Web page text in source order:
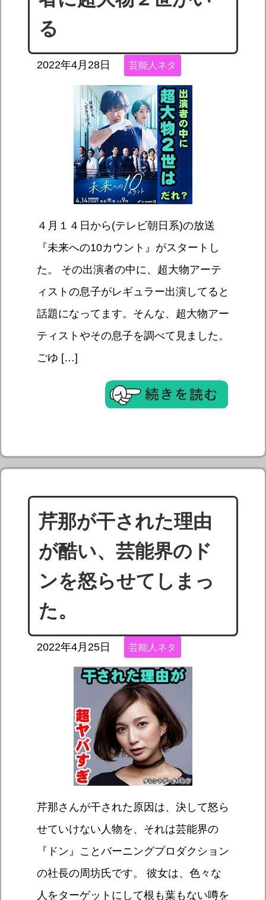
る
2022年4月28日 芸能人ネタ
４月１４日から(テレビ朝日系)の放送
『未来への10カウント』がスタートし
た。 その出演者の中に、超大物アーテ
ィストの息子がレギュラー出演してると
話題になってます。そんな、超大物アー
ティストやその息子を調べて見ました。
ごゆ […]
芹那が干された理由
が酷い、芸能界のド
ンを怒らせてしまっ
た。
2022年4月25日 芸能人ネタ
芹那さんが干された原因は、決して怒ら
せていけない人物を、それは芸能界の
『ドン』ことバーニングプロダクション
の社長の周坊氏です。 彼女は、色々な
人をターゲットにして根も葉もない噂を